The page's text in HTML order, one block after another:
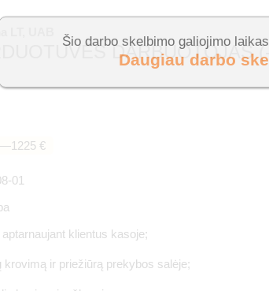
LT, UAB
DARBUOTOJAS
€
01
aptarnaujant klientus kasoje;
krovimą ir priežiūrą prekybos salėje;
Šio darbo skelbimo galiojimo
Daugiau darbo